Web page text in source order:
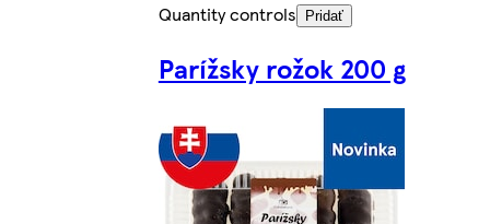
Quantity controls
Pridať
Parížsky rožok 200 g